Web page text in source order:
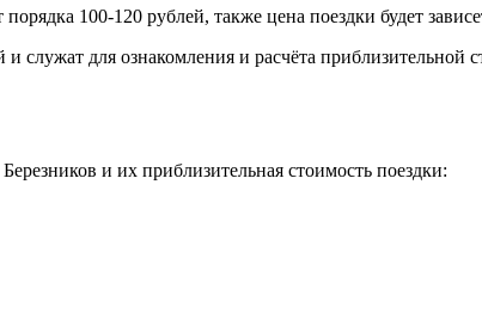
100-120 рублей, также цена поездки будет
служат для ознакомления и расчёта
и их приблизительная стоимость поездки: